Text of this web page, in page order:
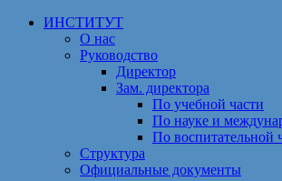
Перейти
содержимому
ИНСТИТУТ
О нас
Руководство
Директор
Зам. директора
По учебной части
По науке и
По воспитательной
Структура
Официальные документы